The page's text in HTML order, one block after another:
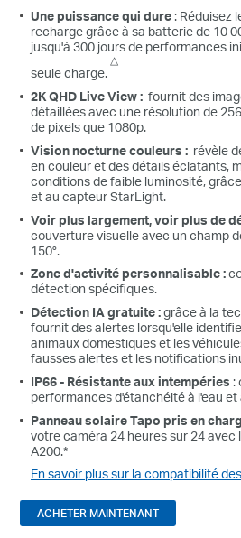
Une puissance qui dure: Réduisez
recharge grâce à sa batterie de 10
jusqu'à 300 jours de performances
seule charge.
△
2K QHD Live View : fournit des
détaillées avec une résolution de
de pixels que 1080p.
Vision nocturne couleurs : révèle
en couleur et des détails éclatants,
conditions de faible luminosité,
et au capteur StarLight.
Voir plus largement, voir plus de
couverture visuelle avec un champ
150°.
Zone d'activité personnalisable :
détection spécifiques.
Détection IA gratuite :grâce à la
fournit des alertes lorsqu'elle
animaux domestiques et les
fausses alertes et les notifications
IP66 - Résistante aux intempéries :
performances d'étanchéité à l'eau et
Panneau solaire Tapo pris en
votre caméra 24 heures sur 24 avec
A200.*
En savoir plus sur la compatibilité
ACHETER MAINTENANT